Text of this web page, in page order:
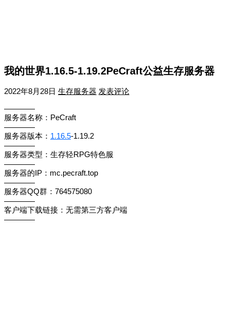
我的世界1.16.5-1.19.2PeCraft公益生存服务器
2022年8月28日 生存服务器 发表评论
————
服务器名称：PeCraft
————
服务器版本： 1.16.5-1.19.2
————
服务器类型：生存轻RPG特色服
————
服务器的IP：mc.pecraft.top
————
服务器QQ群：764575080
————
客户端下载链接：无需第三方客户端
————